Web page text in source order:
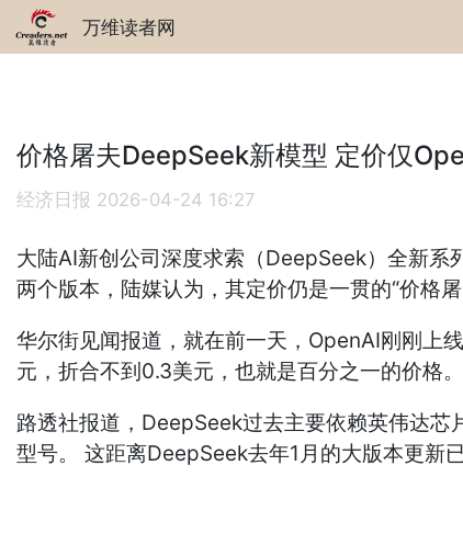
万维读者网
价格屠夫DeepSeek新模型 定价仅
经济日报 2026-04-24 16:27
大陆AI新创公司深度求索（DeepSeek）全新
两个版本，陆媒认为，其定价仍是一贯的“价格屠
华尔街见闻报道，就在前一天，OpenAI刚刚
元，折合不到0.3美元，也就是百分之一的价格。
路透社报道，DeepSeek过去主要依赖英伟达
型号。 这距离DeepSeek去年1月的大版本更新